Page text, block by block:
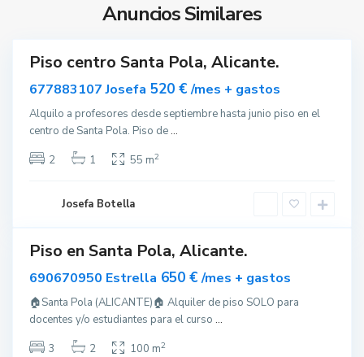
Anuncios Similares
Piso centro Santa Pola, Alicante.
677883107 Josefa 520 €/mes + gastos
Alquilo a profesores desde septiembre hasta junio piso en el
centro de Santa Pola. Piso de...
2
1 55 m2
Josefa Botella
S
a
t
a
P
Piso en Santa Pola, Alicante.
690670950 Estrella 650 €/mes + gastos
🏠Santa Pola (ALICANTE)🏠 Alquiler de piso SOLO para
docentes y/o estudiantes para el curso ...
3
2 100 m2
S
a
t
a
P